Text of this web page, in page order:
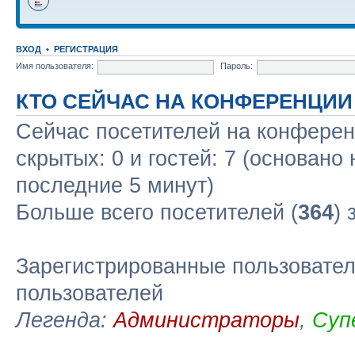
ВХОД • РЕГИСТРАЦИЯ
Имя пользователя:
Пароль:
КТО СЕЙЧАС НА КОНФЕРЕНЦИИ
Сейчас посетителей на
скрытых: 0 и гостей: 7 (основано
последние 5 минут)
Больше всего посетителей (364)
Зарегистрированные
пользователей
Легенда:Администраторы,